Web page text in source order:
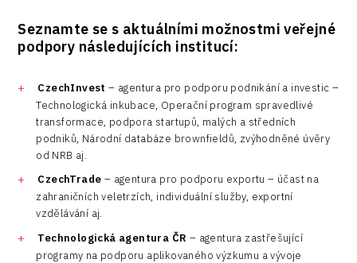
Seznamte se s aktuálními možnostmi veřejné
podpory následujících institucí:
CzechInvest – agentura pro podporu podnikání a investic –
Technologická inkubace, Operační program spravedlivé
transformace, podpora startupů, malých a středních
podniků, Národní databáze brownfieldů, zvýhodněné úvěry
od NRB aj.
CzechTrade – agentura pro podporu exportu – účast na
zahraničních veletrzích, individuální služby, exportní
vzdělávání aj.
Technologická agentura ČR – agentura zastřešující
programy na podporu aplikovaného výzkumu a vývoje